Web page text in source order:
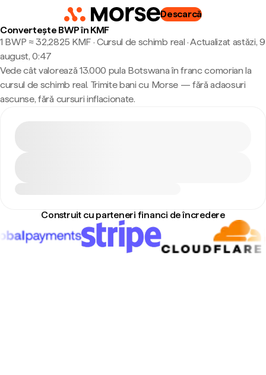
Descarcă
Convertește BWP în KMF
1 BWP ≈ 32,2825 KMF · Cursul de schimb real ·Actualizat astăzi, 9
august, 0:47
Vede cât valorează 13.000 pula Botswana în franc comorian la
cursul de schimb real. Trimite bani cu Morse — fără adaosuri
ascunse, fără cursuri inflacionate.
Construit cu parteneri financi de încredere